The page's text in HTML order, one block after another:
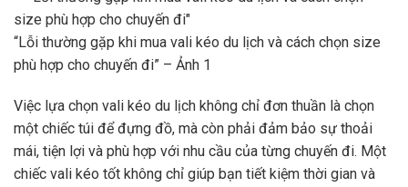
“Lỗi thường gặp khi mua vali kéo du lịch và cách chọn size
phù hợp cho chuyến đi” – Ảnh 1
Việc lựa chọn vali kéo du lịch không chỉ đơn thuần là chọn
một chiếc túi để đựng đồ, mà còn phải đảm bảo sự thoải
mái, tiện lợi và phù hợp với nhu cầu của từng chuyến đi. Một
chiếc vali kéo tốt không chỉ giúp bạn tiết kiệm thời gian và